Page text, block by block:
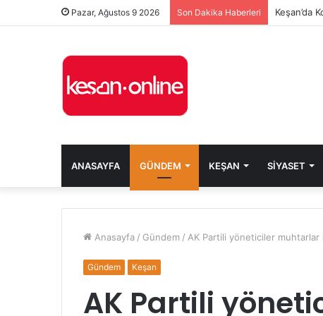
Pazar, Ağustos 9 2026 Son Dakika Haberleri Keşan’da
ANASAYFA GÜNDEM KEŞAN SIYASET
Anasayfa / Gündem / AK Partili yöneticiler
Gündem Keşan
AK Partili